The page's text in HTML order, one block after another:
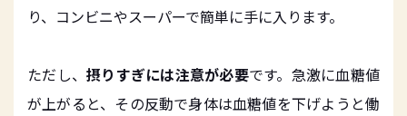
り、コンビニやスーパーで簡単に手に入ります。
ただし、摂りすぎには注意が必要です。急激に血糖値
が上がると、その反動で身体は血糖値を下げようと働